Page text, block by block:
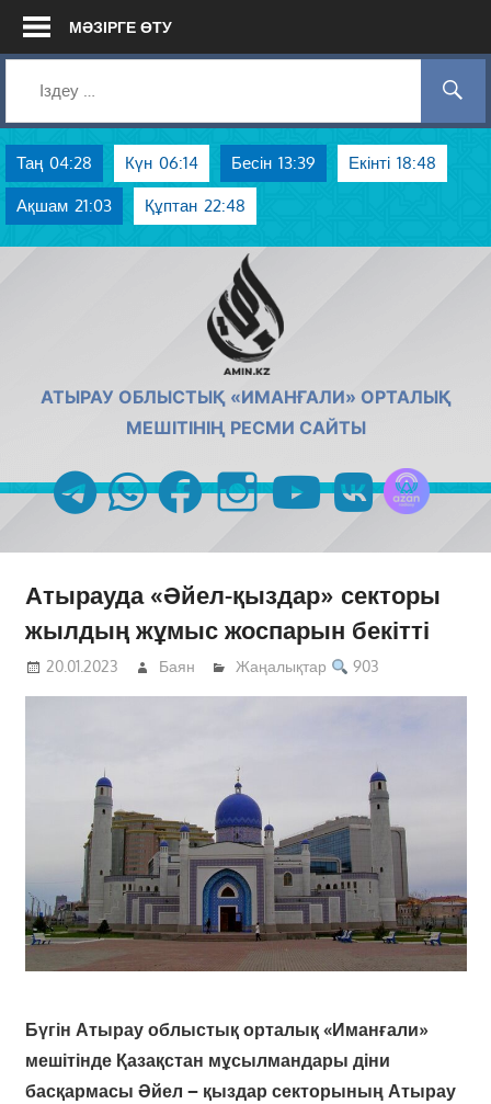
Skip
МӘЗІРГЕ ӨТУ
Таң 04:28 Күн 06:14 Бесін 13:39 Екінті 18:48
Ақшам 21:03 Құптан 22:48
АТЫРАУ ОБЛЫСТЫҚ «ИМАНҒАЛИ» ОРТАЛЫҚ
МЕШІТІНІҢ РЕСМИ САЙТЫ
telegramwhatsappfacebookinstagramyoutubevk
Атырауда «Әйел-қыздар» секторы
жылдың жұмыс жоспарын бекітті
20.01.2023 Баян Жаңалықтар 903
Бүгін Атырау облыстық орталық «Иманғали»
мешітінде Қазақстан мұсылмандары діни
басқармасы Әйел – қыздар секторының Атырау